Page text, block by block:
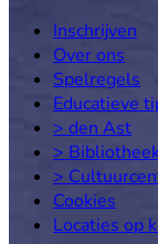
Inschrijven
Over ons
Spelregels
Educatieve
> den Ast
>
>
Cookies
Locaties op